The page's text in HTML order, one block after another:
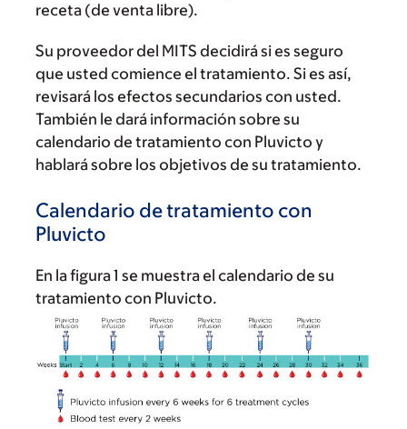
receta (de venta libre).
Su proveedor del MITS decidirá si es seguro
que usted comience el tratamiento. Si es así,
revisará los efectos secundarios con usted.
También le dará información sobre su
calendario de tratamiento con Pluvicto y
hablará sobre los objetivos de su tratamiento.
Calendario de tratamiento con
Pluvicto
En la figura 1 se muestra el calendario de su
tratamiento con Pluvicto.